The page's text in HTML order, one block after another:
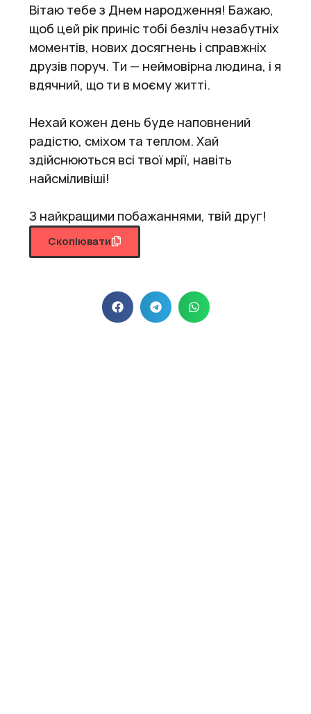
Вітаю тебе з Днем народження! Бажаю,
щоб цей рік приніс тобі безліч незабутніх
моментів, нових досягнень і справжніх
друзів поруч. Ти — неймовірна людина, і я
вдячний, що ти в моєму житті.
Нехай кожен день буде наповнений
радістю, сміхом та теплом. Хай
здійснюються всі твої мрії, навіть
найсміливіші!
З найкращими побажаннями, твій друг!
Скопіювати